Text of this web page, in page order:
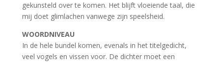
gekunsteld over te komen. Het blijft vloeiende taal, die
mij doet glimlachen vanwege zijn speelsheid.
WOORDNIVEAU
In de hele bundel komen, evenals in het titelgedicht,
veel vogels en vissen voor. De dichter moet een